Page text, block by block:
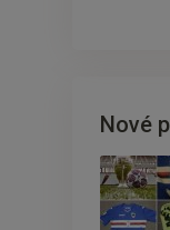
Nové